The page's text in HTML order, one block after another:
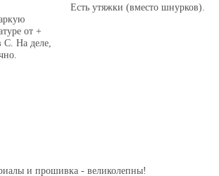
от +
С. На деле,
Есть утяжки (вместо шнурков).
и прошивка - великолепны!